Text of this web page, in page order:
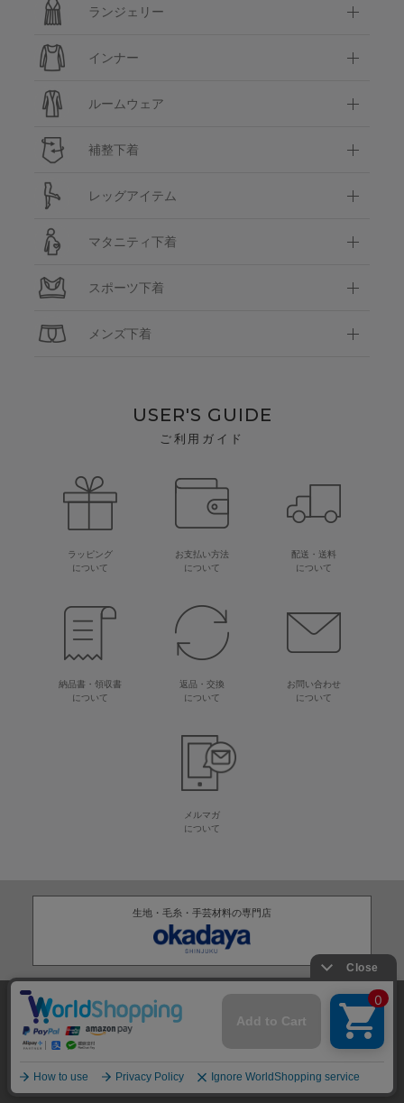
ランジェリー
インナー
ルームウェア
補整下着
レッグアイテム
マタニティ下着
スポーツ下着
メンズ下着
USER'S GUIDE
ご利用ガイド
ラッピング
について
お支払い方法
について
配送・送料
について
納品書・領収書
について
返品・交換
について
お問い合わせ
について
メルマガ
について
生地・毛糸・手芸材料の専門店
株式会社オカダヤ
特定商取引法に基づく表記 プライバシーポリシー サイトマップ
2012-2026OKADAYA CO.,LTD.